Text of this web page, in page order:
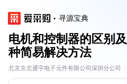
寻源宝典
电机和控制器的区别
种简易解决方法
北京京北通宇电子元件有限公司深圳分公司 ·